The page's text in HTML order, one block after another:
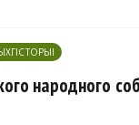
народного